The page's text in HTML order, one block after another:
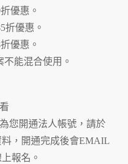
優惠。
折優惠。
優惠。
能混合使用。
您開通法人帳號，請於
，開通完成後會EMAIL
報名。